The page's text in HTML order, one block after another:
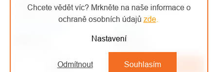
Chcete vědět víc? Mrkněte na naše informace o
ochraně osobních údajů zde.
Nastavení
Odmítnout Souhlasím
Detail
přetočení smyce na
karabině. Vhodné
24 Kč bez DPH
29 Kč
Do košíku
chraní popruh a drží
karabinu.